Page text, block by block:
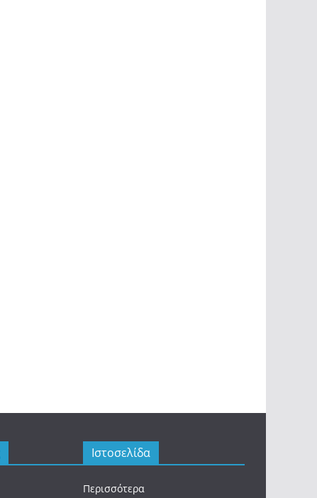
Ιστοσελίδα
Περισσότερα